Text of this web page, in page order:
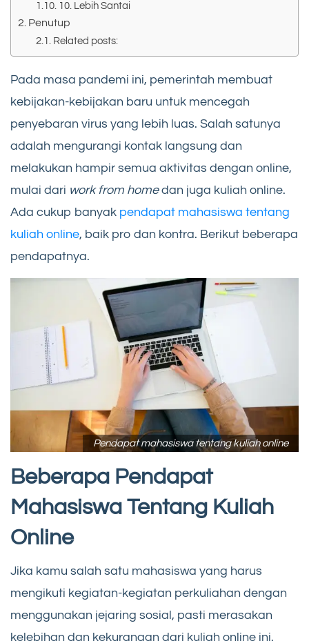
10. Lebih Santai
Penutup
Related posts:
Pada masa pandemi ini, pemerintah membuat
kebijakan-kebijakan baru untuk mencegah
penyebaran virus yang lebih luas. Salah satunya
adalah mengurangi kontak langsung dan
melakukan hampir semua aktivitas dengan online,
mulai dari work from homedan juga kuliah online.
Ada cukup banyak pendapat mahasiswa tentang
kuliah online, baik pro dan kontra. Berikut beberapa
pendapatnya.
Pendapat mahasiswa tentang kuliah online
Beberapa Pendapat
Mahasiswa Tentang Kuliah
Online
Jika kamu salah satu mahasiswa yang harus
mengikuti kegiatan-kegiatan perkuliahan dengan
menggunakan jejaring sosial, pasti merasakan
kelebihan dan kekurangan dari kuliah online ini.